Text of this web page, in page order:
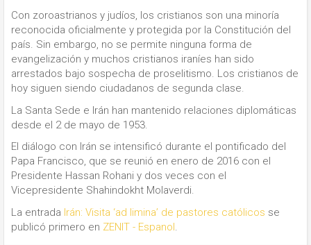
Con zoroastrianos y judíos, los cristianos son una minoría
reconocida oficialmente y protegida por la Constitución del
país. Sin embargo, no se permite ninguna forma de
evangelización y muchos cristianos iraníes han sido
arrestados bajo sospecha de proselitismo. Los cristianos de
hoy siguen siendo ciudadanos de segunda clase.
La Santa Sede e Irán han mantenido relaciones diplomáticas
desde el 2 de mayo de 1953.
El diálogo con Irán se intensificó durante el pontificado del
Papa Francisco, que se reunió en enero de 2016 con el
Presidente Hassan Rohani y dos veces con el
Vicepresidente Shahindokht Molaverdi.
La entrada Irán: Visita ‘ad limina’ de pastores católicos se
publicó primero en ZENIT - Espanol